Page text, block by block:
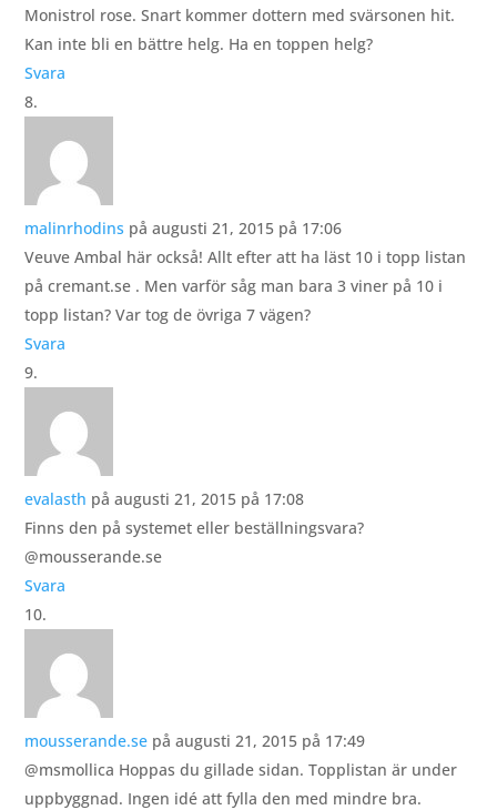
Monistrol rose. Snart kommer dottern med svärsonen hit.
Kan inte bli en bättre helg. Ha en toppen helg?
Svara
malinrhodins på augusti 21, 2015 på 17:06
Veuve Ambal här också! Allt efter att ha läst 10 i topp listan
på cremant.se . Men varför såg man bara 3 viner på 10 i
topp listan? Var tog de övriga 7 vägen?
Svara
evalasth på augusti 21, 2015 på 17:08
Finns den på systemet eller beställningsvara?
@mousserande.se
Svara
mousserande.se på augusti 21, 2015 på 17:49
@msmollica Hoppas du gillade sidan. Topplistan är under
uppbyggnad. Ingen idé att fylla den med mindre bra.